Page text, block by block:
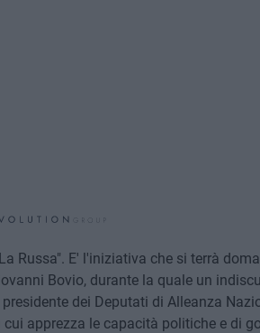
Russa". E' l'iniziativa che si terrà
Bovio, durante la quale un
dei Deputati di Alleanza
apprezza le capacità politiche e di